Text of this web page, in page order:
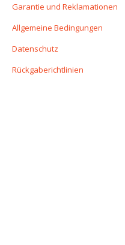
Garantie und Reklamationen
Allgemeine Bedingungen
Datenschutz
Rückgaberichtlinien